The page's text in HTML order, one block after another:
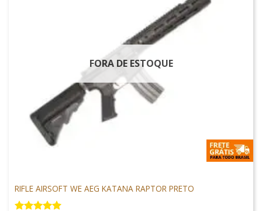
FORA DE ESTOQUE
RIFLE AIRSOFT WE AEG KATANA RAPTOR PRETO